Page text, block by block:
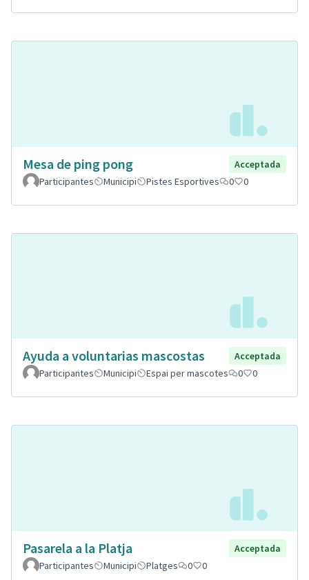
Mesa de ping pong
Acceptada
Participantes
Municipi Pistes Esportives 0 0
Ayuda a voluntarias mascostas
Acceptada
Participantes
Municipi Espai per mascotes 0 0
Pasarela a la Platja
Acceptada
Participantes
Municipi Platges 0 0